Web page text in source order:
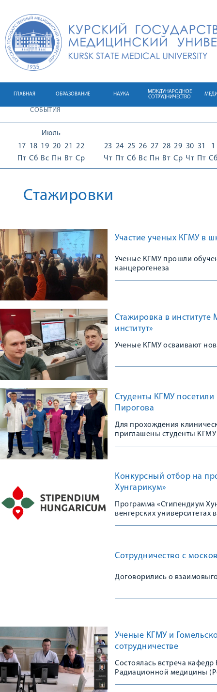
ГЛАВНАЯ ОБРАЗОВАНИЕ НАУКА
МЕЖДУНАРОДНОЕ
СОТРУДНИЧЕСТВО
СОБЫТИЯ
Июль
17
Пт
18
Сб
19
Вс
20
Пн
21
Вт
22
Ср
23
Чт
24
Пт
25
Сб
26
Вс
27
Пн
28
Вт
29
Ср
30
Чт
31
Пт
1
Сб
Стажировки
Участие ученых КГМУ в
Ученые КГМУ прошли
канцерогенеза
Стажировка в
институт»
Ученые КГМУ осваивают
Студенты КГМУ
Пирогова
Для прохождения
приглашены студенты КГМУ
Конкурсный отбор на
Хунгарикум»
Программа «Стипендиум
венгерских университетах
Сотрудничество с
Договорились о
Ученые КГМУ и
сотрудничестве
Состоялась встреча
Радиационной медицины